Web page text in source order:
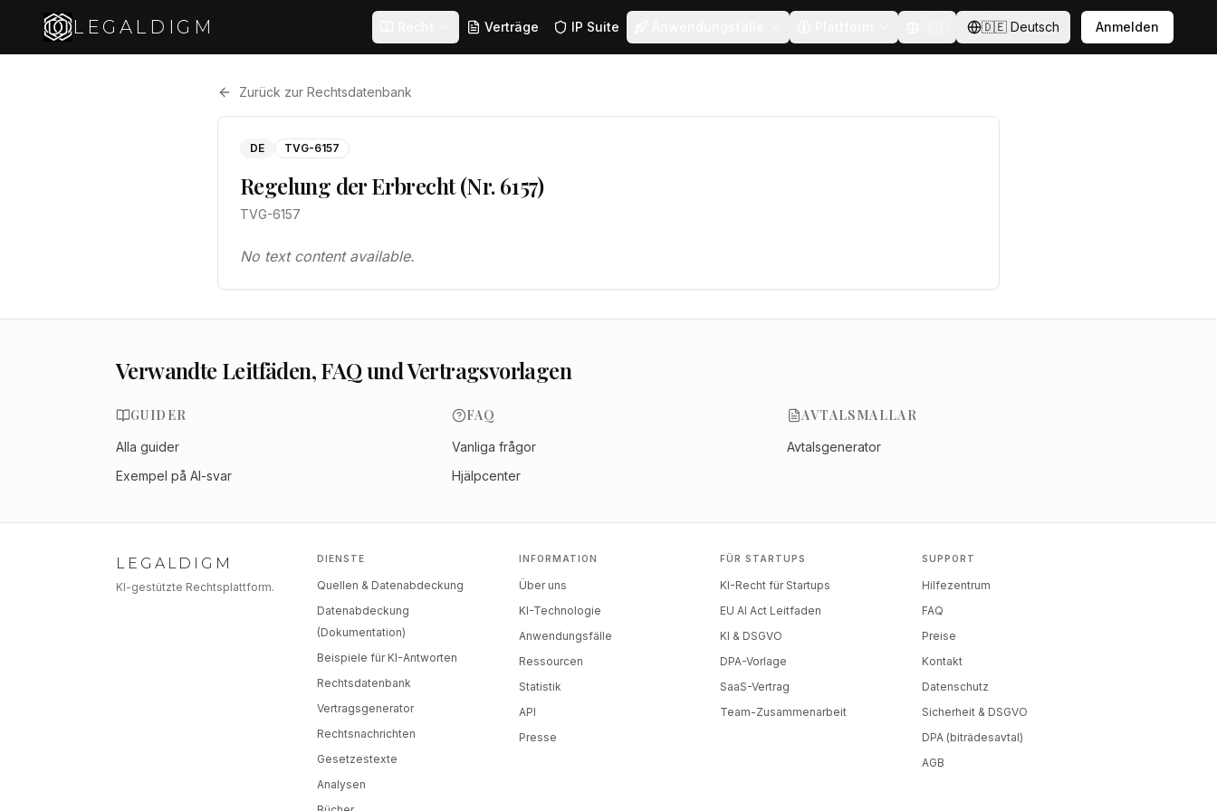
LEGALDIGM Verträge IP Suite 🇩🇪 Deutsch Anmelden
Zurück zur Rechtsdatenbank
DE TVG-6157
Regelung der Erbrecht (Nr. 6157)
TVG-6157
No text content available.
Verwandte Leitfäden, FAQ und Vertragsvorlagen
GUIDER
Alla guider
Exempel på AI-svar
FAQ
Vanliga frågor
Hjälpcenter
AVTALSMALLAR
Avtalsgenerator
LEGALDIGM
KI-gestützte Rechtsplattform.
DIENSTE
Quellen & Datenabdeckung
Datenabdeckung
(Dokumentation)
Beispiele für KI-Antworten
Rechtsdatenbank
Vertragsgenerator
Rechtsnachrichten
Gesetzestexte
Analysen
INFORMATION
Über uns
KI-Technologie
Anwendungsfälle
Ressourcen
Statistik
API
Presse
FÜR STARTUPS
KI-Recht für Startups
EU AI Act Leitfaden
KI & DSGVO
DPA-Vorlage
SaaS-Vertrag
Team-Zusammenarbeit
SUPPORT
Hilfezentrum
FAQ
Preise
Kontakt
Datenschutz
Sicherheit & DSGVO
DPA (biträdesavtal)
AGB